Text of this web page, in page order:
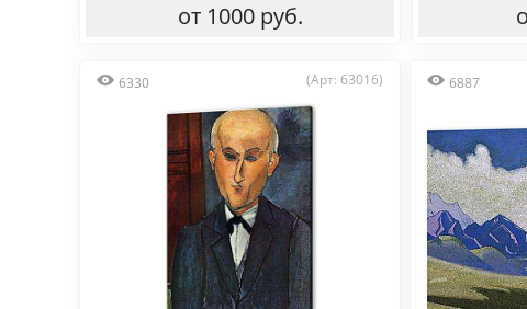
от 1000 руб.
6330 (Арт: 63016) 6887